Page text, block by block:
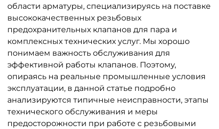
области арматуры, специализируясь на поставке
высококачественных резьбовых
предохранительных клапанов для пара и
комплексных технических услуг. Мы хорошо
понимаем важность обслуживания для
эффективной работы клапанов. Поэтому,
опираясь на реальные промышленные условия
эксплуатации, в данной статье подробно
анализируются типичные неисправности, этапы
технического обслуживания и меры
предосторожности при работе с резьбовыми